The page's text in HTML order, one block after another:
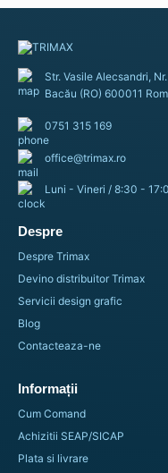
Str. Vasile Alecsandri,
Bacău (RO) 600011
0751 315 169
office@trimax.ro
Luni - Vineri / 8:30 -
Despre
Despre Trimax
Devino distribuitor Trimax
Servicii design grafic
Blog
Contacteaza-ne
Informații
Cum Comand
Achizitii SEAP/SICAP
Plata si livrare